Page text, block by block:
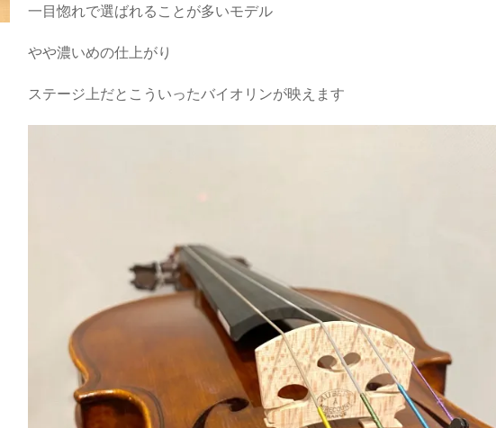
一目惚れで選ばれることが多いモデル
やや濃いめの仕上がり
ステージ上だとこういったバイオリンが映えます